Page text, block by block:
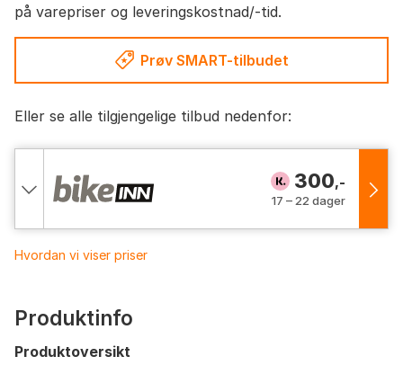
på varepriser og leveringskostnad/-tid.
Prøv SMART-tilbudet
Eller se alle tilgjengelige tilbud nedenfor:
300,-
17 – 22 dager
Hvordan vi viser priser
Produktinfo
Produktoversikt